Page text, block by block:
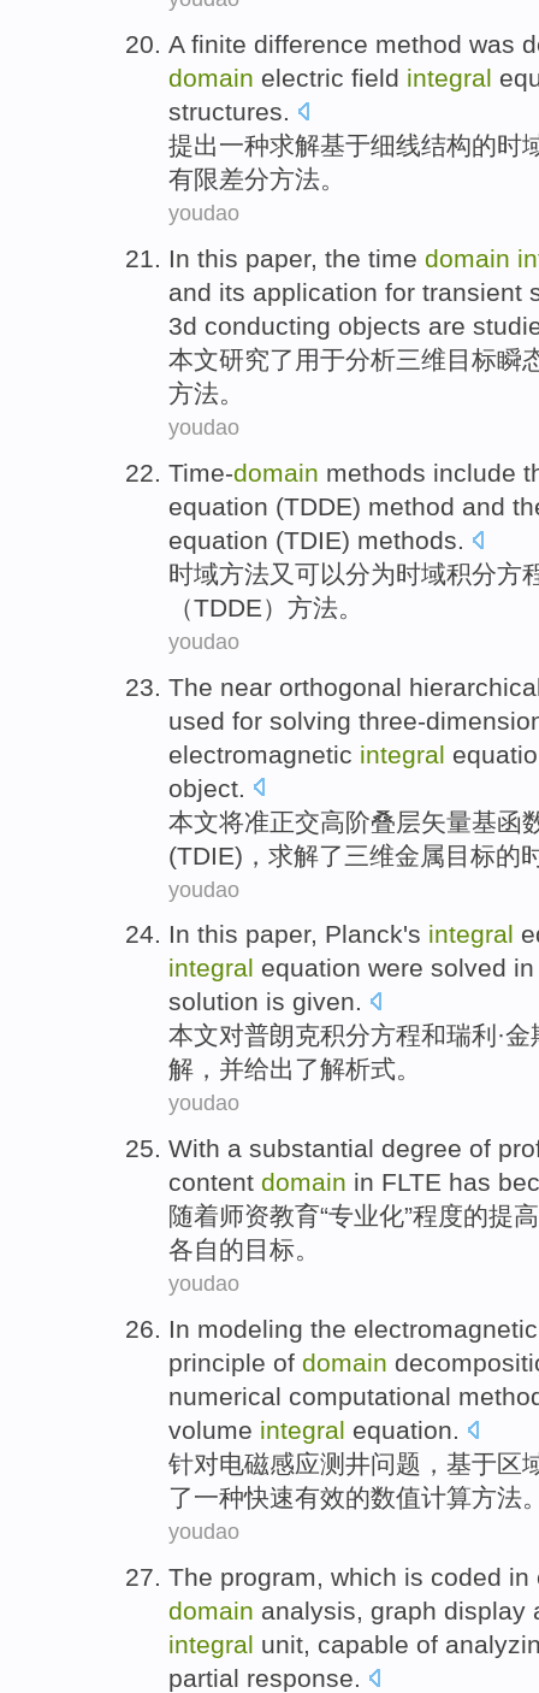
A finite difference method was
domain electric field integral
structures.
提出一种求解基于细线结构的时
有限差分方法。
youdao
In this paper, the time domain
and its application for transient
3d conducting objects are
本文研究了用于分析三维目标瞬
方法。
youdao
Time-domain methods include
equation (TDDE) method and
equation (TDIE) methods.
时域方法又可以分为时域积分方
（TDDE）方法。
youdao
The near orthogonal
used for solving three-
electromagnetic integral
object
本文将准正交高阶叠层矢量基函
(TDIE)， 求解了三维金属目标的
youdao
In this paper, Planck's integral
integral equation were solved in
solution is given.
本文对普朗克积分方程和瑞利·金
解 ， 并给出了解析式。
youdao
With a substantial degree of
content domain in FLTE has
随着师资教育“专业化”程度的提
各自的目标。
youdao
In modeling the electromagnetic
principle of domain
numerical computational
volume integral equation.
针对电磁感应测井问题， 基于区
了一种快速有效的数值计算方法
youdao
The program, which is coded in
domain analysis, graph display
integral unit, capable of
partial response.